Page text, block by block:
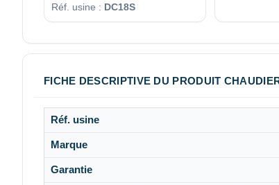
Réf. usine : DC18S
FICHE DESCRIPTIVE DU PRODUIT
Réf. usine
Marque
Garantie